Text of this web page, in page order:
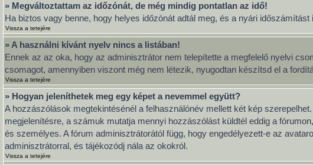
» Megváltoztattam az időzónát, de még mindig pontatlan az idő!
Ha biztos vagy benne, hogy helyes időzónát adtál meg, és a nyári
Vissza a tetejére
» A használni kívánt nyelv nincs a listában!
Ennek az az oka, hogy az adminisztrátor nem telepítette a megfelelő nyelvi
csomagot, amennyiben viszont még nem létezik, nyugodtan készítsd el a
Vissza a tetejére
» Hogyan jeleníthetek meg egy képet a nevemmel együtt?
A hozzászólások megtekintésénél a felhasználónév mellett két kép
megjelenítésre, a számuk mutatja mennyi hozzászólást küldtél eddig a
és személyes. A fórum adminisztrátorától függ, hogy engedélyezett-e az
adminisztrátorral, és tájékozódj nála az okokról.
Vissza a tetejére